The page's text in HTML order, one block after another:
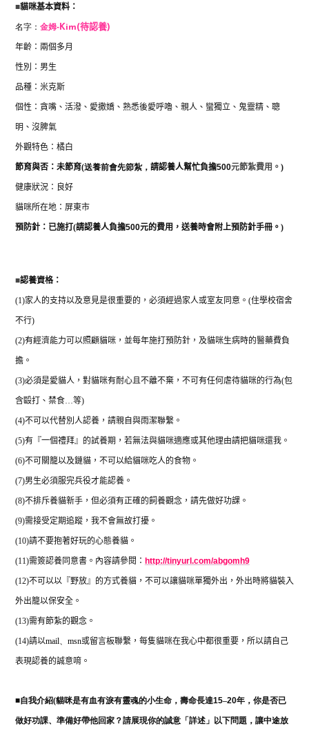
■貓咪基本資料：
名字： 金姆-Kim(待認養)
年齡：兩個多月
性別：男生
品種：米克斯
個性：貪嘴、 活潑、愛撒嬌、熟悉後愛呼嚕、親人、蠻獨立、鬼靈精、聰
明、沒脾氣
外觀特色：橘白
節育與否： 未節育(送養前會先節紮， 請認養人幫忙負擔500元節紮費用。 )
健康狀況：良好
貓咪所在地：屏東市
預防針：已施打 (請認養人負擔500元的費用，送養時會附上預防針手冊。 )
■認養資格：
(1)家人的支持以及意見是很重要的，必須經過家人或室友同意。 (住學校宿舍
不行)
(2)有經濟能力可以照顧貓咪，並每年施打預防針，及貓咪生病時的醫藥費負
擔。
(3)必須是愛貓人，對貓咪有耐心且不離不棄，不可有任何虐待貓咪的行為(包
含毆打、禁食… 等)
(4)不可以代替別人認養，請親自與雨潔聯繫。
(5)有『一個禮拜』的試養期，若無法與貓咪適應或其他理由請把貓咪還我。
(6)不可關籠以及鏈貓，不可以給貓咪吃人的食物。
(7)男生必須服完兵役才能認養。
(8)不排斥養貓新手，但必須有正確的飼養觀念，請先做好功課。
(9)需接受定期追蹤，我不會無故打擾。
(10)請不要抱著好玩的心態養貓。
(11)需簽認養同意書。內容請參閱： http://tinyurl.com/abgomh9
(12)不可以以『野放』的方式養貓，不可以讓貓咪單獨外出，外出時將貓裝入
外出籠以保安全。
(13)需有節紮的觀念。
(14)請以mail、 msn或留言板聯繫，每隻貓咪在我心中都很重要，所以請自己
表現認養的誠意唷。
■自我介紹(貓咪是有血有淚有靈魂的小生命，壽命長達15–20年，你是否已
做好功課、準備好帶他回家？請展現你的誠意「詳述」以下問題，讓中途放